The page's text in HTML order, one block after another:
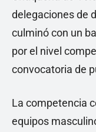
delegaciones de
culminó con un
por el nivel
convocatoria de
La competencia
equipos